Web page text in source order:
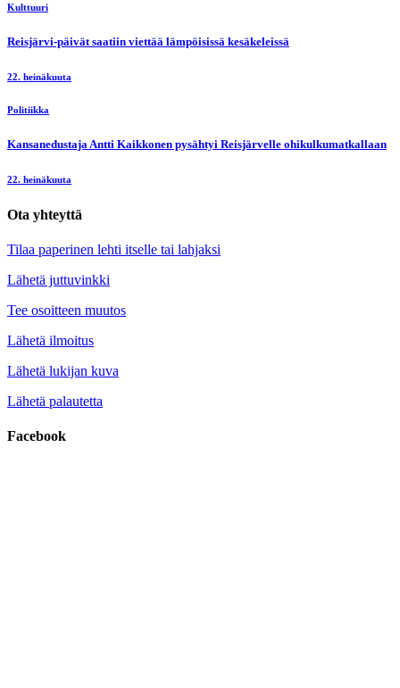
Kulttuuri
Reisjärvi-päivät saatiin viettää lämpöisissä kesäkeleissä
22. heinäkuuta
Politiikka
Kansanedustaja Antti Kaikkonen pysähtyi Reisjärvelle ohikulkumatkallaan
22. heinäkuuta
Ota yhteyttä
Tilaa paperinen lehti itselle tai lahjaksi
Lähetä juttuvinkki
Tee osoitteen muutos
Lähetä ilmoitus
Lähetä lukijan kuva
Lähetä palautetta
Facebook